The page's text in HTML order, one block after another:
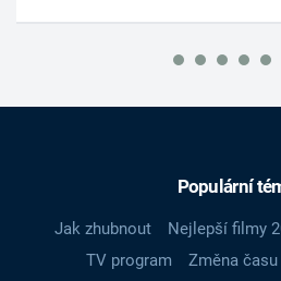
Populární
Jak zhubnout Nejlepší filmy
TV program
Změna času